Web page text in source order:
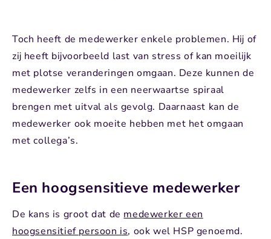
Toch heeft de medewerker enkele problemen. Hij of
zij heeft bijvoorbeeld last van stress of kan moeilijk
met plotse veranderingen omgaan. Deze kunnen de
medewerker zelfs in een neerwaartse spiraal
brengen met uitval als gevolg. Daarnaast kan de
medewerker ook moeite hebben met het omgaan
met collega’s.
Een hoogsensitieve medewerker
De kans is groot dat de medewerker een
hoogsensitief persoon is, ook wel HSP genoemd.